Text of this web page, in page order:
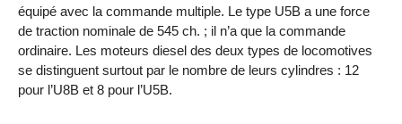
équipé avec la commande multiple. Le type U5B a une force
de traction nominale de 545 ch. ; il n’a que la commande
ordinaire. Les moteurs diesel des deux types de locomotives
se distinguent surtout par le nombre de leurs cylindres : 12
pour l’U8B et 8 pour l’U5B.